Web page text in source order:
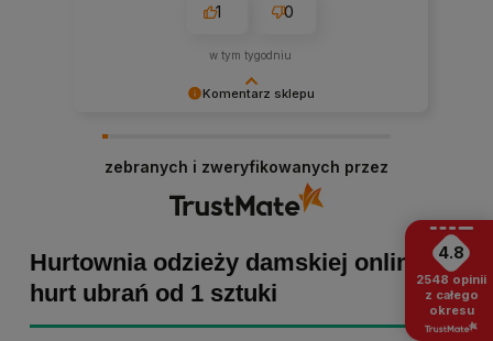
Komentarz sklepu
skrzydeł, dlatego tym bardziej cieszymy się, że
zakup przebiegł pomyślnie. Obiecujemy
utrzymać dobrą passę - zapraszamy ponownie! :)
1 0
w tym tygodniu
zebranych i zweryfikowanych przez
Hurtownia odzieży damskiej online -
hurt ubrań od 1 sztuki
4.8
2548 opinii
z całego
okresu